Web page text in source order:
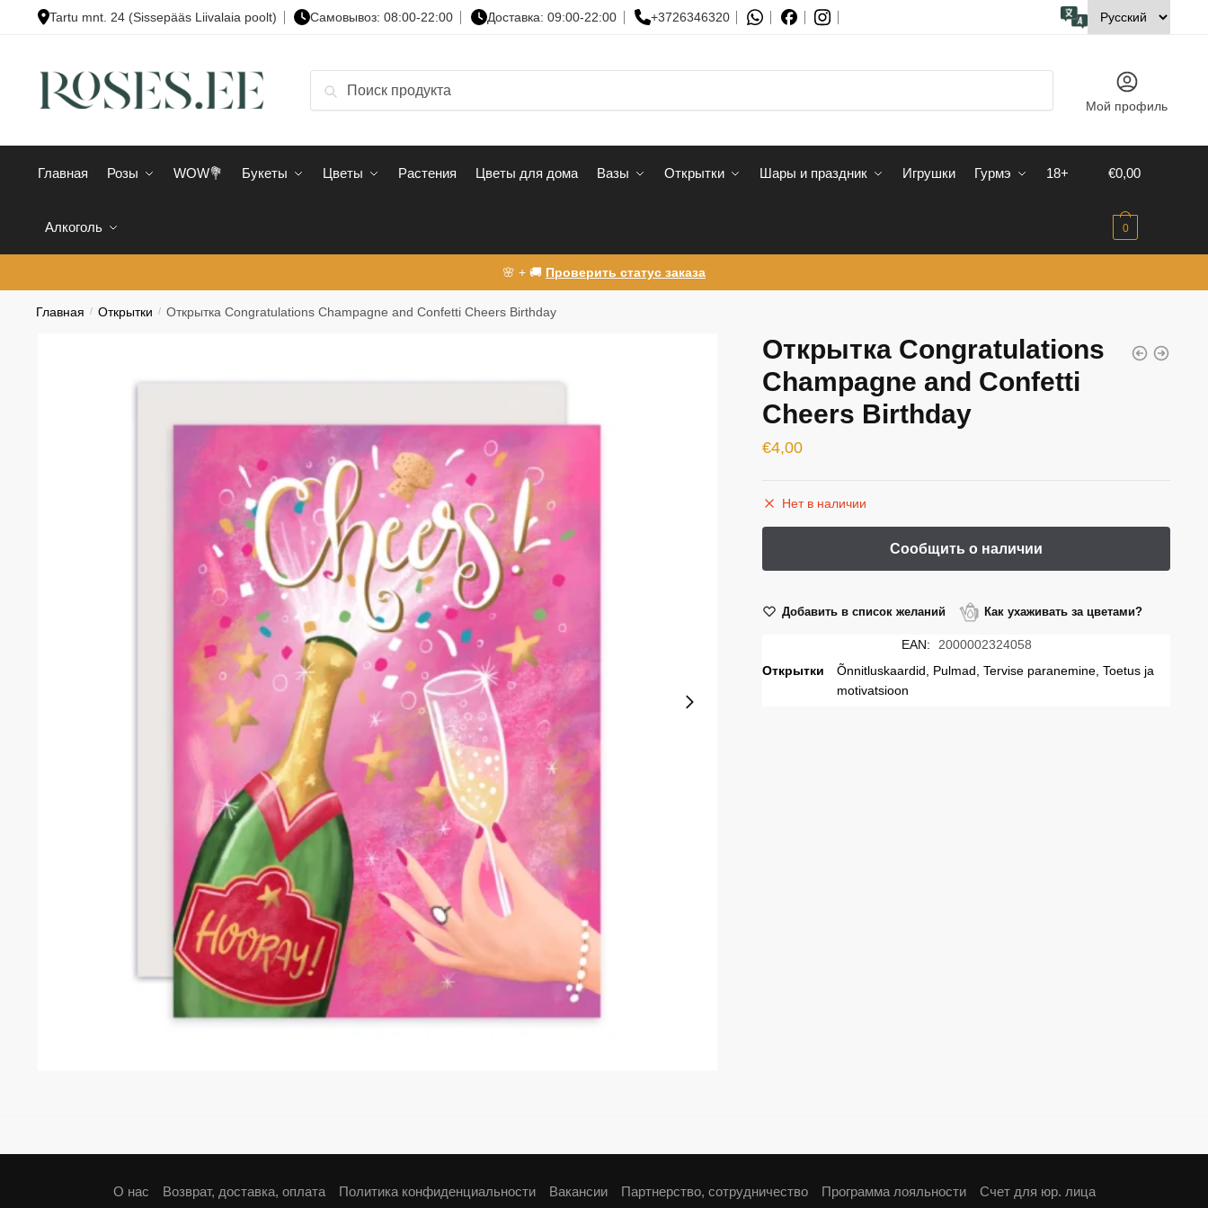
Tartu mnt. 24 (Sissepääs Liivalaia poolt) Cамовывоз: 08:00-22:00 Доставка: 09:00-22:00 +3726346320
Поиск
Мой профиль
Главная Розы WOW💐 Букеты Цветы Растения Цветы для дома Вазы Открытки Шары и праздник Игрушки Гурмэ 18+
Алкоголь
€0,00
0
🌸 + 🚚 Проверить статус заказа
Главная / Открытки / Открытка Congratulations Champagne and Confetti Cheers Birthday
Открытка Congratulations
Champagne and Confetti
Cheers Birthday
€4,00
Нет в наличии
Добавить в список желаний Как ухаживать за цветами?
EAN:
2000002324058
Открытки
Õnnitluskaardid, Pulmad, Tervise paranemine, Toetus ja
motivatsioon
О нас Возврат, доставка, оплата Политика конфиденциальности Вакансии Партнерство, сотрудничество Программа лояльности Cчет для юр. лица